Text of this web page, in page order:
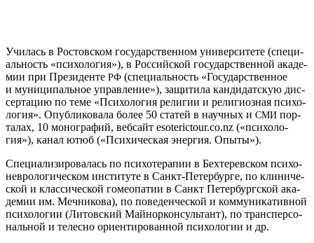
Учи­лась в Ростов­ском госу­дар­ствен­ном уни­вер­си­те­те (спе­ци­
аль­ность «пси­хо­ло­гия»), в Рос­сий­ской госу­дар­ствен­ной ака­де­
мии при Пре­зи­ден­те РФ (спе­ци­аль­ность «Госу­дар­ствен­ное
и муни­ци­паль­ное управ­ле­ние»), защи­ти­ла кан­ди­дат­скую дис­
сер­та­цию по теме «Пси­хо­ло­гия рели­гии и рели­ги­оз­ная пси­хо­
ло­гия». Опуб­ли­ко­ва­ла более 50 ста­тей в науч­ных и СМИ пор­
та­лах, 10 моно­гра­фий, веб­сайт esoterictour.co.nz («пси­хо­ло­
гия»), канал ютюб («Пси­хи­че­ская энер­гия. Опыты»).
Спе­ци­а­ли­зи­ро­ва­лась по пси­хо­те­ра­пии в Бех­те­рев­ском пси­хо­
нев­ро­ло­ги­че­ском инсти­ту­те в Санкт-Петер­бур­ге, по кли­ни­че­
ской и клас­си­че­ской гомео­па­тии в Санкт Петер­бург­ской ака­
де­мии им. Меч­ни­ко­ва), по пове­ден­че­ской и ком­му­ни­ка­тив­ной
пси­хо­ло­гии (Литов­ский Май­нор­кон­суль­тант), по тран­спер­со­
наль­ной и телес­но ори­ен­ти­ро­ван­ной пси­хо­ло­гии и др.